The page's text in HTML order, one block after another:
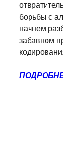
борьбы с
начнем
забавном